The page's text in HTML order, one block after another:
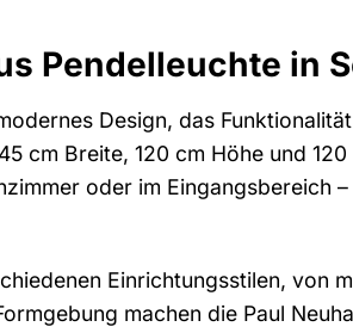
Pendelleuchte in
Design, das
cm Breite, 120 cm Höhe und
oder im Eingangsbereich
Einrichtungsstilen, von
machen die Paul